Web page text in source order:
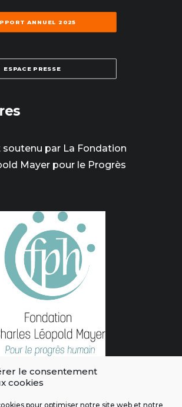
le consentement
cookies
pour optimiser notre site web et notre
ANNUEL 2025
ESPACE PRESSE
soutenu par La Fondation
Mayer pour le Progrès